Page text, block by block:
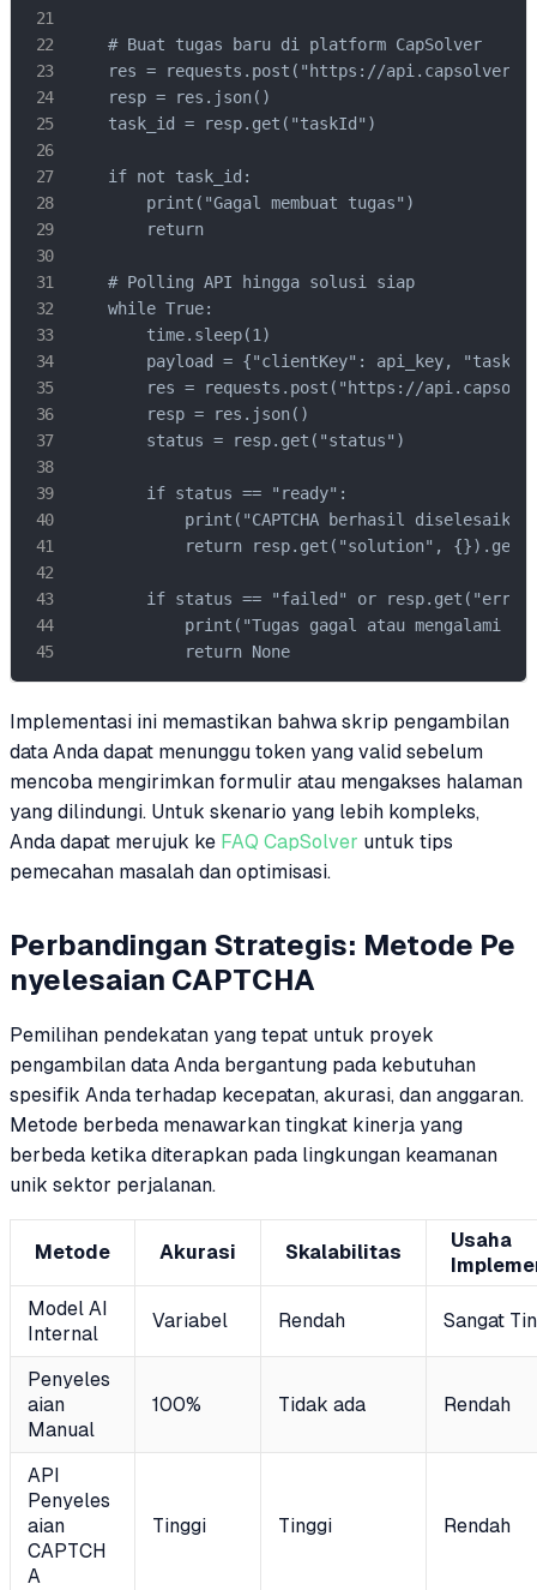
    # Buat tugas baru di platform CapSolver
res = requests.post("https://
    resp = res.json()
    task_id = resp.get("taskId")
    if not task_id:
        print("Gagal membuat tugas")
        return
    # Polling API hingga solusi siap
    while True:
        time.sleep(1)
payload = {"clientKey": api_key,
res = requests.post("https://
        resp = res.json()
        status = resp.get("status")
        if status == "ready":
print("CAPTCHA berhasil
return resp.get("solution",
if status == "failed" or
print("Tugas gagal atau mengalami
            return None
Implementasi ini memastikan bahwa skrip pengambilan
data Anda dapat menunggu token yang valid sebelum
mencoba mengirimkan formulir atau mengakses halaman
yang dilindungi. Untuk skenario yang lebih kompleks,
Anda dapat merujuk ke FAQ CapSolver untuk tips
pemecahan masalah dan optimisasi.
Perbandingan Strategis: Metode Pe
nyelesaian CAPTCHA
Pemilihan pendekatan yang tepat untuk proyek
pengambilan data Anda bergantung pada kebutuhan
spesifik Anda terhadap kecepatan, akurasi, dan anggaran.
Metode berbeda menawarkan tingkat kinerja yang
berbeda ketika diterapkan pada lingkungan keamanan
unik sektor perjalanan.
Metode Akurasi Skalabilitas
Usaha
Model AI
Internal
Variabel Rendah Sangat
Penyeles
aian
Manual
100% Tidak ada Rendah
API
Penyeles
aian
CAPTCH
A
Tinggi Tinggi Rendah